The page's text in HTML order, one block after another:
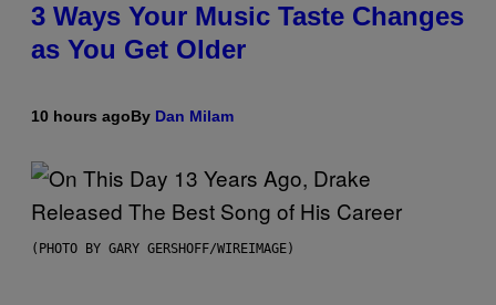
3 Ways Your Music Taste Changes
as You Get Older
10 hours agoBy Dan Milam
(PHOTO BY GARY GERSHOFF/WIREIMAGE)